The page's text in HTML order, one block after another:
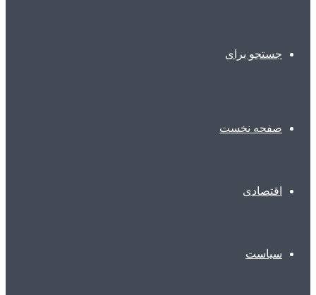
جستجو برای
صفحه نخست
اقتصادی
سیاست